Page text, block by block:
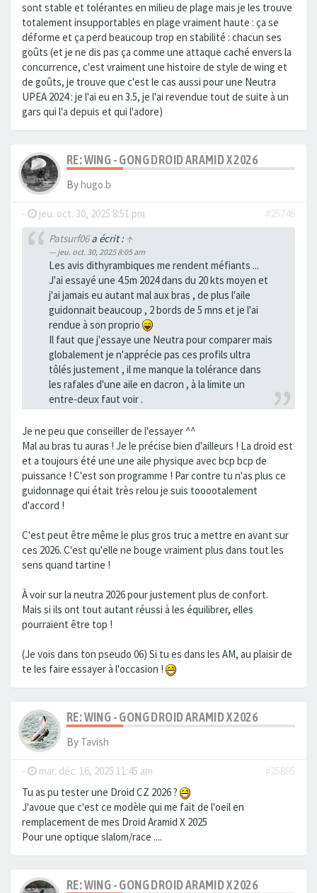
sont stable et tolérantes en milieu de plage mais je les trouve
totalement insupportables en plage vraiment haute : ça se
déforme et ça perd beaucoup trop en stabilité : chacun ses
goûts (et je ne dis pas ça comme une attaque caché envers la
concurrence, c'est vraiment une histoire de style de wing et
de goûts, je trouve que c'est le cas aussi pour une Neutra
UPEA 2024 : je l'ai eu en 3.5, je l'ai revendue tout de suite à un
gars qui l'a depuis et qui l'adore)
RE: WING - GONG DROID ARAMID X 2026
Byhugo.b
- jeu. oct. 30, 2025 8:51 pm
#25746
Patsurf06a écrit : ↑
jeu. oct. 30, 2025 8:05 am
Les avis dithyrambiques me rendent méfiants ...
J'ai essayé une 4.5m 2024 dans du 20 kts moyen et
j'ai jamais eu autant mal aux bras , de plus l'aile
guidonnait beaucoup , 2 bords de 5 mns et je l'ai
rendue à son proprio
Il faut que j'essaye une Neutra pour comparer mais
globalement je n'apprécie pas ces profils ultra
tôlés justement , il me manque la tolérance dans
les rafales d'une aile en dacron , à la limite un
entre-deux faut voir .
Je ne peu que conseiller de l'essayer ^^
Mal au bras tu auras ! Je le précise bien d'ailleurs ! La droid est
et a toujours été une une aile physique avec bcp bcp de
puissance ! C'est son programme ! Par contre tu n'as plus ce
guidonnage qui était très relou je suis tooootalement
d'accord !
C'est peut être même le plus gros truc a mettre en avant sur
ces 2026. C'est qu'elle ne bouge vraiment plus dans tout les
sens quand tartine !
À voir sur la neutra 2026 pour justement plus de confort.
Mais si ils ont tout autant réussi à les équilibrer, elles
pourraient être top !
(Je vois dans ton pseudo 06) Si tu es dans les AM, au plaisir de
te les faire essayer à l'occasion !
RE: WING - GONG DROID ARAMID X 2026
By Tavish
- mar. déc. 16, 2025 11:45 am
#25895
Tu as pu tester une Droid CZ 2026 ?
J'avoue que c'est ce modèle qui me fait de l'oeil en
remplacement de mes Droid Aramid X 2025
Pour une optique slalom/race ....
RE: WING - GONG DROID ARAMID X 2026